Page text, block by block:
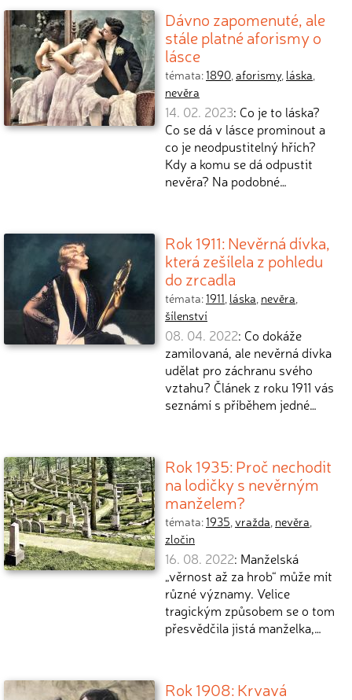
Dávno zapomenuté, ale
stále platné aforismy o
lásce
témata:1890,aforismy, láska,
nevěra
14. 02. 2023: Co je to láska?
Co se dá v lásce prominout a
co je neodpustitelný hřích?
Kdy a komu se dá odpustit
nevěra? Na podobné…
Rok 1911: Nevěrná dívka,
která zešílela z pohledu
do zrcadla
témata:1911, láska, nevěra,
šílenství
08. 04. 2022: Co dokáže
zamilovaná, ale nevěrná dívka
udělat pro záchranu svého
vztahu? Článek z roku 1911 vás
seznámí s příběhem jedné…
Rok 1935: Proč nechodit
na lodičky s nevěrným
manželem?
témata:1935,vražda, nevěra,
zločin
16. 08. 2022: Manželská
„věrnost až za hrob“ může mít
různé významy. Velice
tragickým způsobem se o tom
přesvědčila jistá manželka,…
Rok 1908: Krvavá